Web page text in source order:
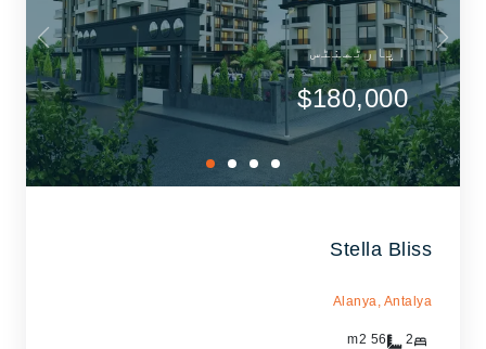
اپارٹمنٹس
$180,000
Stella Bliss
Alanya, Antalya
2
56